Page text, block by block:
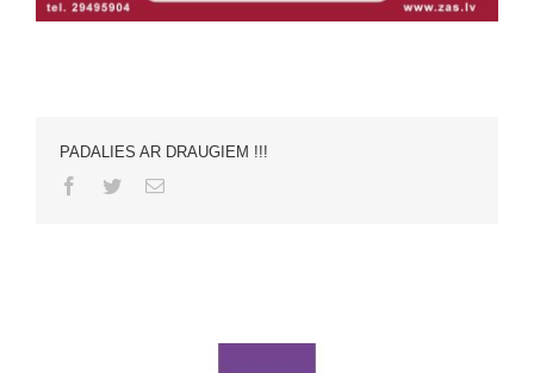
PADALIES AR DRAUGIEM !!!
Facebook
TwitterEmail